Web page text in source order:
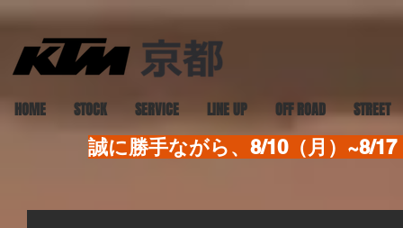
HOME STOCK SERVICE LINE UP OFF ROAD STREET
誠に勝手ながら、8/10（月）~8/